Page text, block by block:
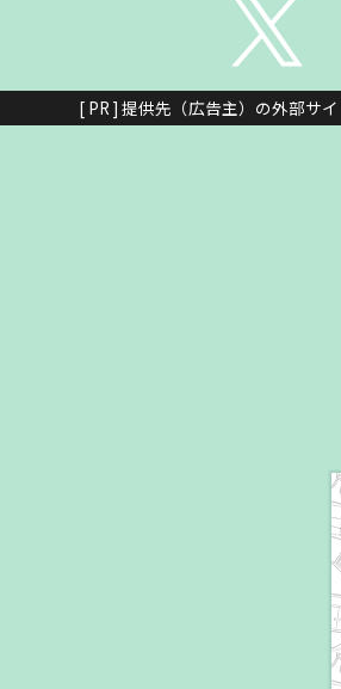
[ PR ] 提供先（広告主）の外部サ